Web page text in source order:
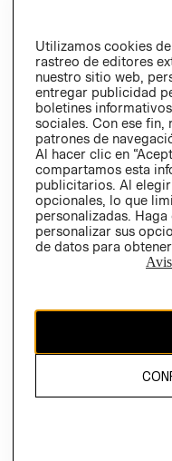
Chile ($)
Utilizamos cookies
rastreo de editores
nuestro sitio web,
entregar publicidad
boletines
sociales. Con ese
patrones de
Al hacer clic en
compartamos esta
publicitarios. Al elegir
opcionales, lo que
personalizadas.
personalizar sus
de datos para